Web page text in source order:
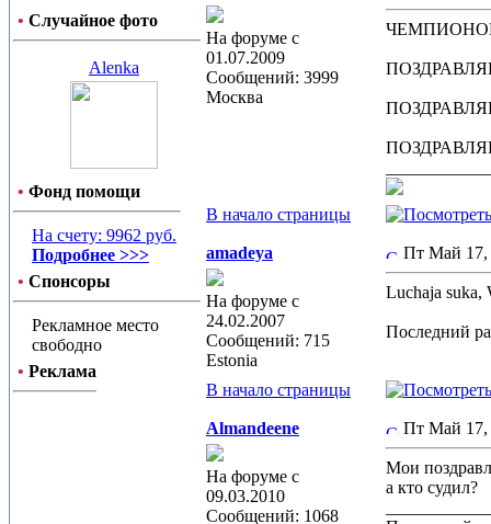
• Случайное фото
Alenka
• Фонд помощи
На счету: 9962 руб.
Подробнее >>>
• Спонсоры
Рекламное место
свободно
• Реклама
На форуме с
01.07.2009
Сообщений: 3999
Москва
В начало страницы
amadeya
На форуме с
24.02.2007
Сообщений: 715
Estonia
Пт Май
Luchaja suka,
Последний
В начало страницы
Almandeene
На форуме с
09.03.2010
Сообщений: 1068
Пт Май
Мои
а кто судил?